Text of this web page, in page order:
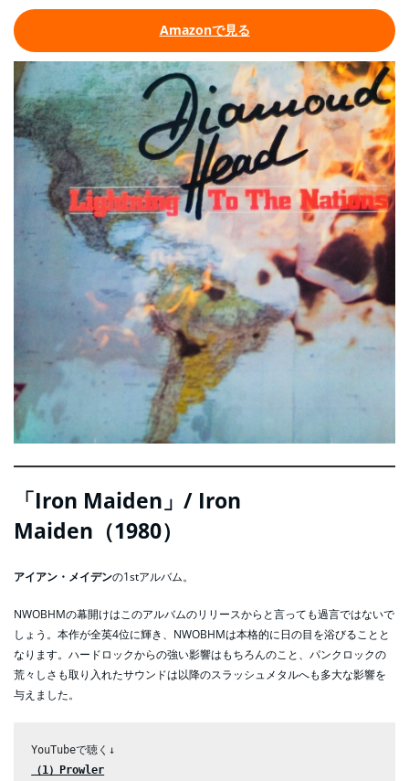
Amazonで見る
「Iron Maiden」/ Iron
Maiden（1980）
アイアン・メイデンの1stアルバム。
NWOBHMの幕開けはこのアルバムのリリースからと言っても過言ではないで
しょう。本作が全英4位に輝き、NWOBHMは本格的に日の目を浴びることと
なります。ハードロックからの強い影響はもちろんのこと、パンクロックの
荒々しさも取り入れたサウンドは以降のスラッシュメタルへも多大な影響を
与えました。
（1）Prowler